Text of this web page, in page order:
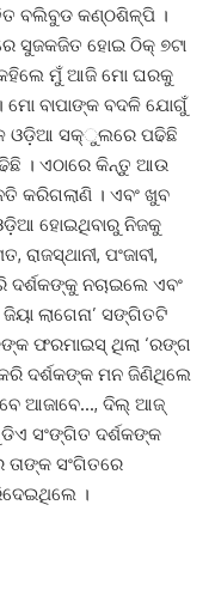
ବଲିବୁଡ କଣ୍ଠଶିଳ୍ପି ।
ସୁଜକଜିତ ହୋଇ ଠିକ୍ ୭ଟା
ମୁଁ ଆଜି ମୋ ଘରକୁ
ମୋ ବାପାଙ୍କ ବଦଳି ଯୋଗୁଁ
ଓଡ଼ିଆ ସକ୍ୁଲରେ ପଢିଛି
। ଏଠାରେ କିନ୍ତୁ ଆଉ
କରିଗଲାଣି । ଏବଂ ଖୁବ
ହୋଇଥିବାରୁ ନିଜକୁ
ପଂଜାବୀ,
ନଚାଇଲେ ଏବଂ
ଲାଗେନା’ ସଙ୍ଗିତଟି
ଫରମାଇସ୍ ଥିଲା ‘ରଙ୍ଗ
କରି ଦର୍ଶକଙ୍କ ମନ ଜିଣିଥିଲେ
ଆଜାବେ…, ଦିଲ୍ ଆଜ୍
ସଂଙ୍ଗିତ ଦର୍ଶକଙ୍କ
ତାଙ୍କ ସଂଗିତରେ
।